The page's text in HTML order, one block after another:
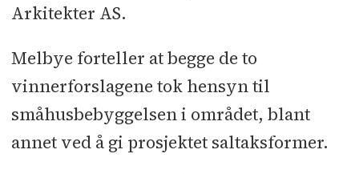
Arkitekter AS.
Melbye forteller at begge de to
vinnerforslagene tok hensyn til
småhusbebyggelsen i området, blant
annet ved å gi prosjektet saltaksformer.